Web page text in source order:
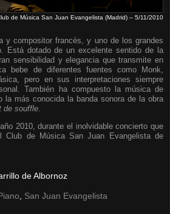
de Música San Juan Evangelista (Madrid) – 5/11/2010
y compositor francés, y uno de los grandes
Está dotado de un excelente sentido de la
sensibilidad y elegancia que transmite en
bebe de diferentes fuentes como Monk,
pero en sus interpretaciones siempre
También ha compuesto la música de
la más conocida la banda sonora de la obra
de souffle.
2010, durante el inolvidable concierto que
Club de Música San Juan Evangelista de
de Albornoz
, San Juan Evangelista